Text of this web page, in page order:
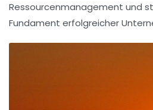
Ressourcenmanagement und
Fundament erfolgreicher